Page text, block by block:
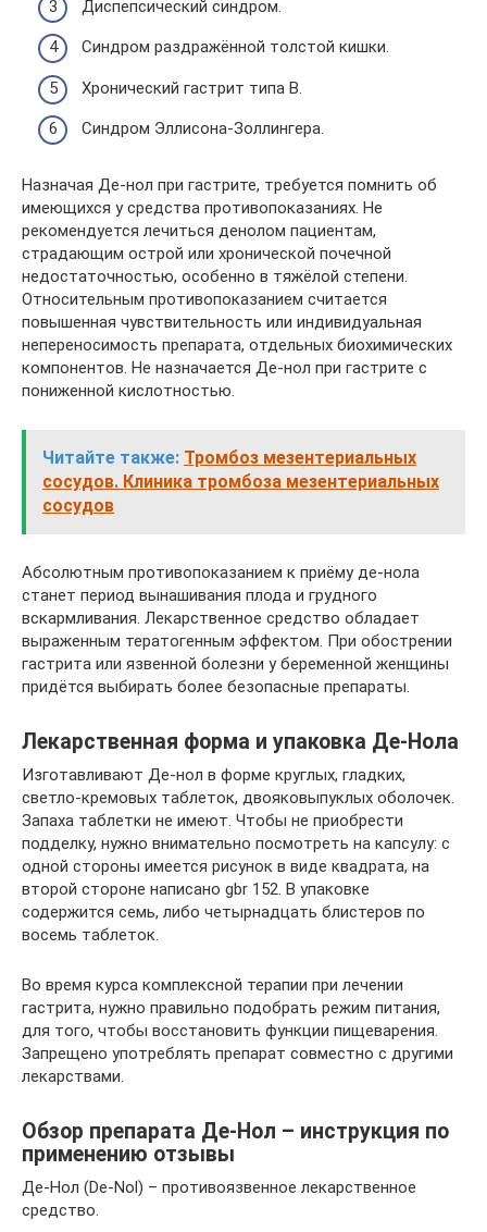
Диспепсический синдром.
Синдром раздражённой толстой кишки.
Хронический гастрит типа В.
Синдром Эллисона-Золлингера.
Назначая Де-нол при гастрите, требуется помнить об
имеющихся у средства противопоказаниях. Не
рекомендуется лечиться денолом пациентам,
страдающим острой или хронической почечной
недостаточностью, особенно в тяжёлой степени.
Относительным противопоказанием считается
повышенная чувствительность или индивидуальная
непереносимость препарата, отдельных биохимических
компонентов. Не назначается Де-нол при гастрите с
пониженной кислотностью.
Читайте также: Тромбоз мезентериальных
сосудов. Клиника тромбоза мезентериальных
сосудов
Абсолютным противопоказанием к приёму де-нола
станет период вынашивания плода и грудного
вскармливания. Лекарственное средство обладает
выраженным тератогенным эффектом. При обострении
гастрита или язвенной болезни у беременной женщины
придётся выбирать более безопасные препараты.
Лекарственная форма и упаковка Де-Нола
Изготавливают Де-нол в форме круглых, гладких,
светло-кремовых таблеток, двояковыпуклых оболочек.
Запаха таблетки не имеют. Чтобы не приобрести
подделку, нужно внимательно посмотреть на капсулу: с
одной стороны имеется рисунок в виде квадрата, на
второй стороне написано gbr 152. В упаковке
содержится семь, либо четырнадцать блистеров по
восемь таблеток.
Во время курса комплексной терапии при лечении
гастрита, нужно правильно подобрать режим питания,
для того, чтобы восстановить функции пищеварения.
Запрещено употреблять препарат совместно с другими
лекарствами.
Обзор препарата Де-Нол – инструкция по
применению отзывы
Де-Нол (De-Nol) – противоязвенное лекарственное
средство.